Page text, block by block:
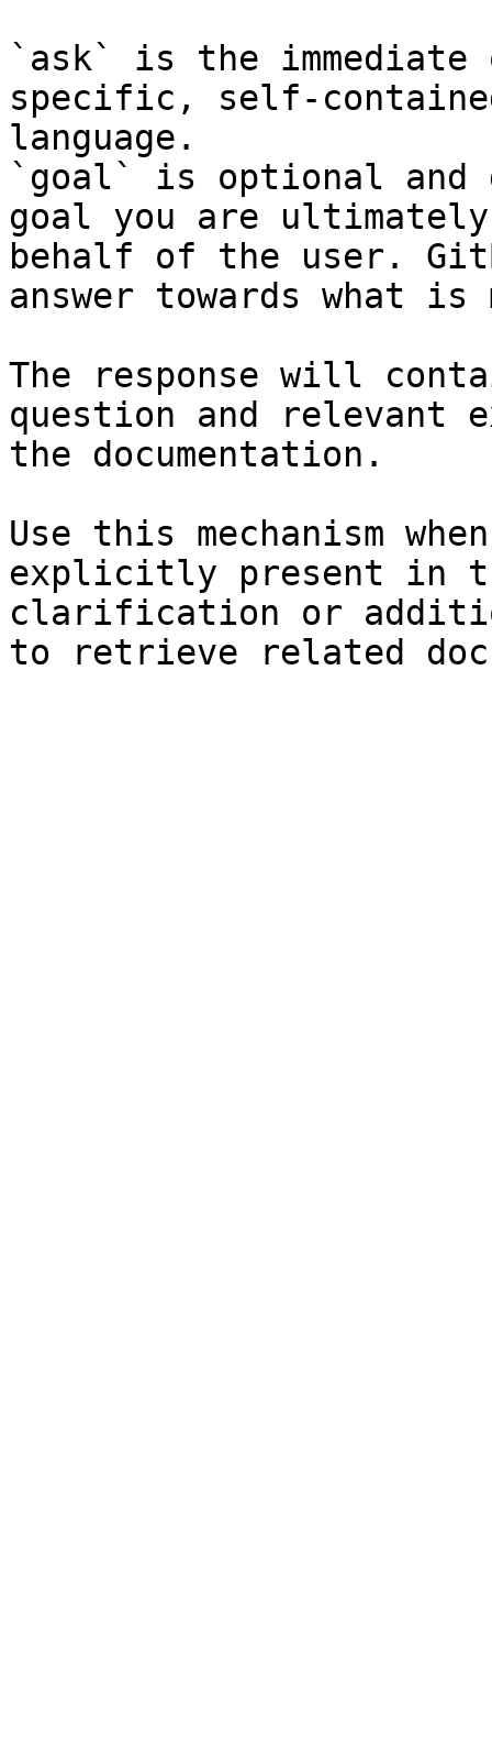
`ask` is the
specific, self-
language.
`goal` is optional and
goal you are
behalf of the user.
answer towards what
The response will
question and relevant
the documentation.
Use this mechanism
explicitly present in
clarification or